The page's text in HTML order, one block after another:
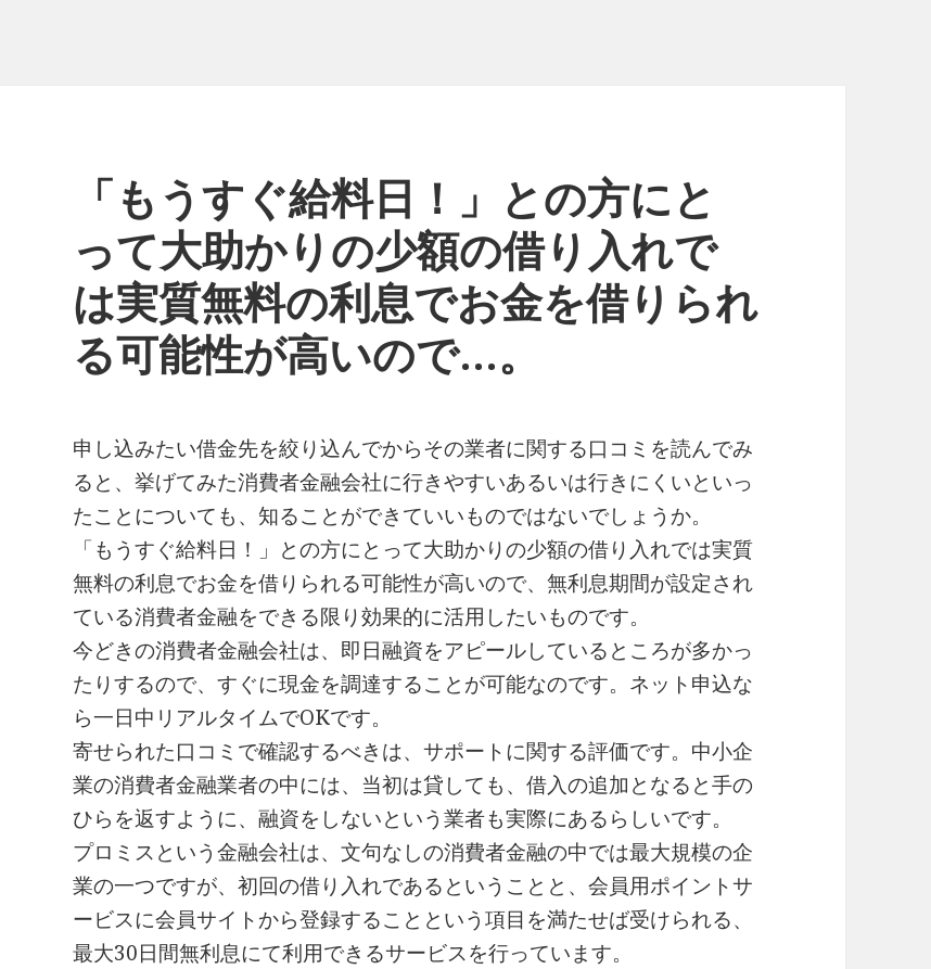
「もうすぐ給料日！」との方にと
って大助かりの少額の借り入れで
は実質無料の利息でお金を借りられ
る可能性が高いので…。
申し込みたい借金先を絞り込んでからその業者に関する口コミを読んでみ
ると、挙げてみた消費者金融会社に行きやすいあるいは行きにくいといっ
たことについても、知ることができていいものではないでしょうか。
「もうすぐ給料日！」との方にとって大助かりの少額の借り入れでは実質
無料の利息でお金を借りられる可能性が高いので、無利息期間が設定され
ている消費者金融をできる限り効果的に活用したいものです。
今どきの消費者金融会社は、即日融資をアピールしているところが多かっ
たりするので、すぐに現金を調達することが可能なのです。ネット申込な
ら一日中リアルタイムでOKです。
寄せられた口コミで確認するべきは、サポートに関する評価です。中小企
業の消費者金融業者の中には、当初は貸しても、借入の追加となると手の
ひらを返すように、融資をしないという業者も実際にあるらしいです。
プロミスという金融会社は、文句なしの消費者金融の中では最大規模の企
業の一つですが、初回の借り入れであるということと、会員用ポイントサ
ービスに会員サイトから登録することという項目を満たせば受けられる、
最大30日間無利息にて利用できるサービスを行っています。